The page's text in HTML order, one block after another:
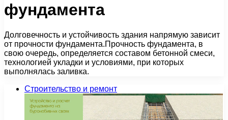
фундамента
Долговечность и устойчивость здания напрямую зависит
от прочности фундамента.Прочность фундамента, в
свою очередь, определяется составом бетонной смеси,
технологией укладки и условиями, при которых
выполнялась заливка.
Строительство и ремонт